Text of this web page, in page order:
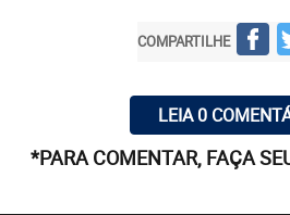
COMPARTILHE
LEIA 0
*PARA COMENTAR, FAÇA